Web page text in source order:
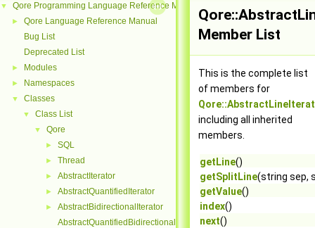
▼ Qore Programming Language Reference Manual
►
Qore Language Reference Manual
Bug List
Deprecated List
► Modules
► Namespaces
▼ Classes
▼ Class List
▼ Qore
► SQL
► Thread
► AbstractIterator
► AbstractQuantifiedIterator
►
AbstractBidirectionalIterator
AbstractQuantifiedBidirectionalIterator
Member List
This is the complete list
of members for
including all inherited
members.
getLine()
getSplitLine(string sep,
getValue()
index()
next()